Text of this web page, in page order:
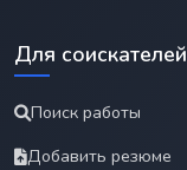
Для соискателей
Поиск работы
Добавить резюме